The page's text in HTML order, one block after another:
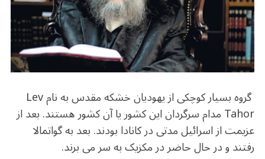
o
k p
گروه بسیار کوچکی از یهودیان خشکه مقدس به نام Lev
Tahor مدام سرگردان این کشور یا آن کشور هستند. بعد از
عزیمت از اسرائیل مدتی در کانادا بودند. بعد به گواتمالا
رفتند و در حال حاضر در مکزیک به سر می برند.